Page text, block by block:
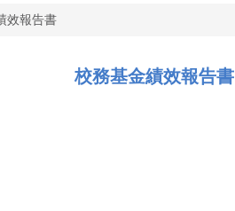
效報告書
校務基金績效報告書